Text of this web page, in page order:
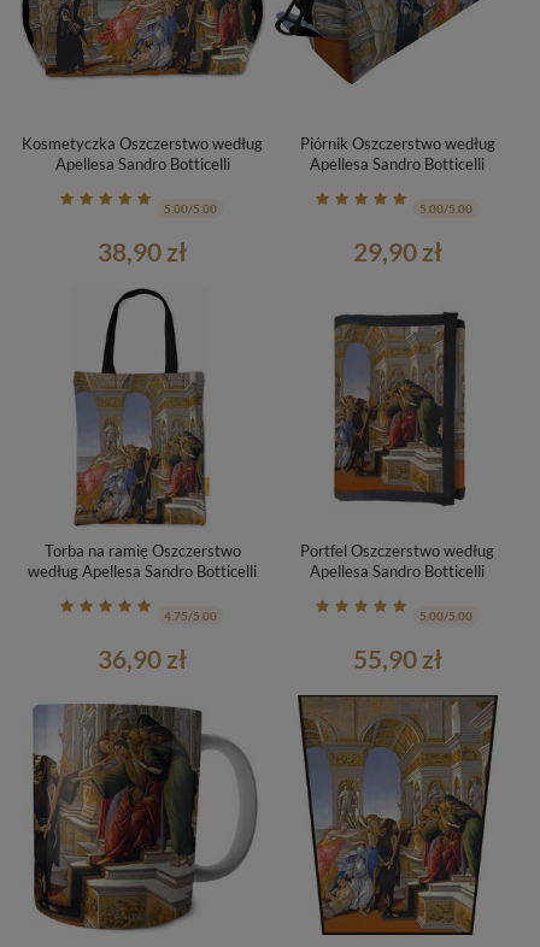
Kosmetyczka Oszczerstwo według
Apellesa Sandro Botticelli
5.00/5.00
38,90 zł
Piórnik Oszczerstwo według
Apellesa Sandro Botticelli
5.00/5.00
29,90 zł
Torba na ramię Oszczerstwo
według Apellesa Sandro Botticelli
4.75/5.00
36,90 zł
Portfel Oszczerstwo według
Apellesa Sandro Botticelli
5.00/5.00
55,90 zł